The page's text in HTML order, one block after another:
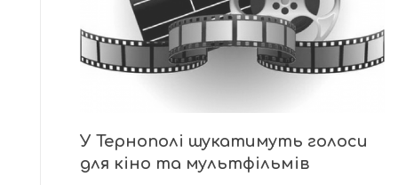
У Тернополі шукатимуть голоси
для кіно та мультфільмів